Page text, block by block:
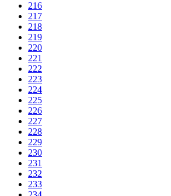
216
217
218
219
220
221
222
223
224
225
226
227
228
229
230
231
232
233